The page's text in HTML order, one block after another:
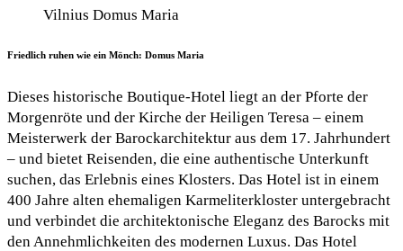
Vilnius Domus Maria
Friedlich ruhen wie ein Mönch: Domus Maria
Dieses historische Boutique-Hotel liegt an der Pforte der
Morgenröte und der Kirche der Heiligen Teresa – einem
Meisterwerk der Barockarchitektur aus dem 17. Jahrhundert
– und bietet Reisenden, die eine authentische Unterkunft
suchen, das Erlebnis eines Klosters. Das Hotel ist in einem
400 Jahre alten ehemaligen Karmeliterkloster untergebracht
und verbindet die architektonische Eleganz des Barocks mit
den Annehmlichkeiten des modernen Luxus. Das Hotel